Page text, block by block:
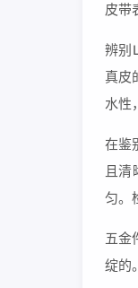
皮带
辨别
真皮
水性
在鉴
且
匀。
五金
绽的。